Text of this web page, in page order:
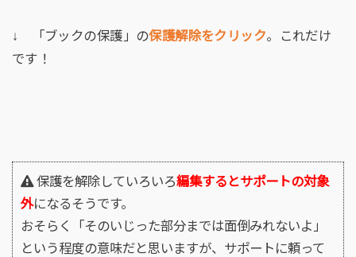
↓ 「ブックの保護」の保護解除をクリック。これだけ
です！
保護を解除していろいろ編集するとサポートの対象
外になるそうです。
おそらく「そのいじった部分までは面倒みれないよ」
という程度の意味だと思いますが、サポートに頼って